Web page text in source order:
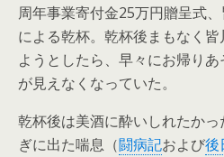
周年事業寄付金25万円贈呈式
による乾杯。乾杯後まもなく
ようとしたら、早々にお帰り
が見えなくなっていた。
乾杯後は美酒に酔いしれたか
ぎに出た喘息（闘病記および後